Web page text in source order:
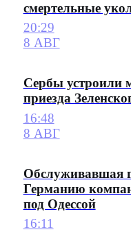
смертельные
20:29
8 АВГ
Сербы устроили
приезда
16:48
8 АВГ
Обслуживавшая
Германию
под Одессой
16:11